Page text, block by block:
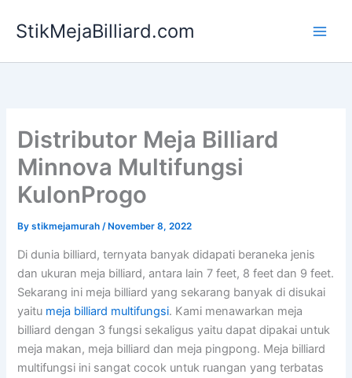
StikMejaBilliard.com
Distributor Meja Billiard
Minnova Multifungsi
KulonProgo
Bystikmejamurah/ November 8, 2022
Di dunia billiard, ternyata banyak didapati beraneka jenis
dan ukuran meja billiard, antara lain 7 feet, 8 feet dan 9 feet.
Sekarang ini meja billiard yang sekarang banyak di disukai
yaitu meja billiard multifungsi. Kami menawarkan meja
billiard dengan 3 fungsi sekaligus yaitu dapat dipakai untuk
meja makan, meja billiard dan meja pingpong. Meja billiard
multifungsi ini sangat cocok untuk ruangan yang terbatas